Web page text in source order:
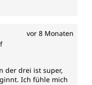
vor 8 Monaten
5 von 5 Sternen
der drei ist super,
Ich fühle mich